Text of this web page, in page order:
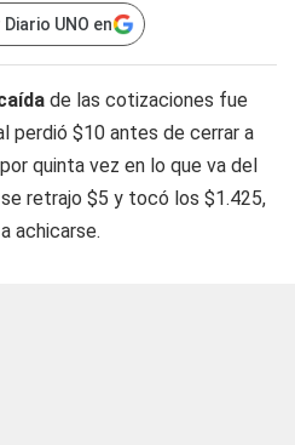
UNO en
de las cotizaciones fue
perdió $10 antes de cerrar a
quinta vez en lo que va del
se retrajo $5 y tocó los $1.425,
achicarse.